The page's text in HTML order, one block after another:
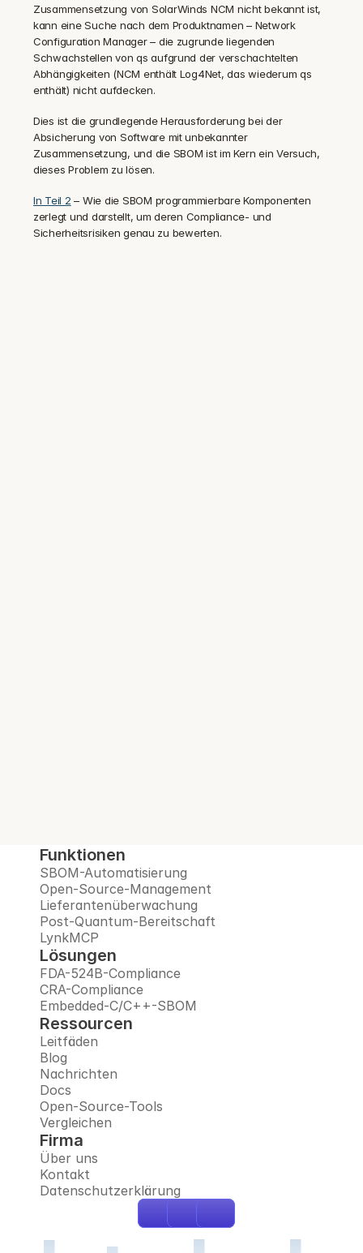
Zusammensetzung von SolarWinds NCM nicht bekannt ist,
kann eine Suche nach dem Produktnamen – Network
Configuration Manager – die zugrunde liegenden
Schwachstellen von qs aufgrund der verschachtelten
Abhängigkeiten (NCM enthält Log4Net, das wiederum qs
enthält) nicht aufdecken.
Dies ist die grundlegende Herausforderung bei der
Absicherung von Software mit unbekannter
Zusammensetzung, und die SBOM ist im Kern ein Versuch,
dieses Problem zu lösen.
In Teil 2 – Wie die SBOM programmierbare Komponenten
zerlegt und darstellt, um deren Compliance- und
Sicherheitsrisiken genau zu bewerten.
Funktionen
SBOM-Automatisierung
Open-Source-Management
Lieferantenüberwachung
Post-Quantum-Bereitschaft
LynkMCP
Lösungen
FDA-524B-Compliance
CRA-Compliance
Embedded-C/C++-SBOM
Ressourcen
Leitfäden
Blog
Nachrichten
Docs
Open-Source-Tools
Vergleichen
Firma
Über uns
Kontakt
Datenschutzerklärung